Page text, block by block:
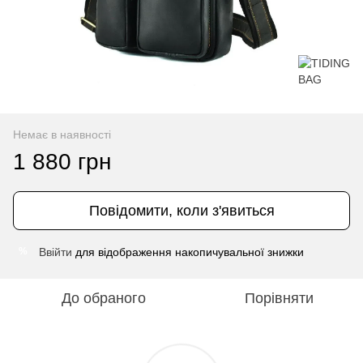
Немає в наявності
1 880 грн
Повідомити, коли з'явиться
Ввійти для відображення накопичувальної знижки
До обраного Порівняти